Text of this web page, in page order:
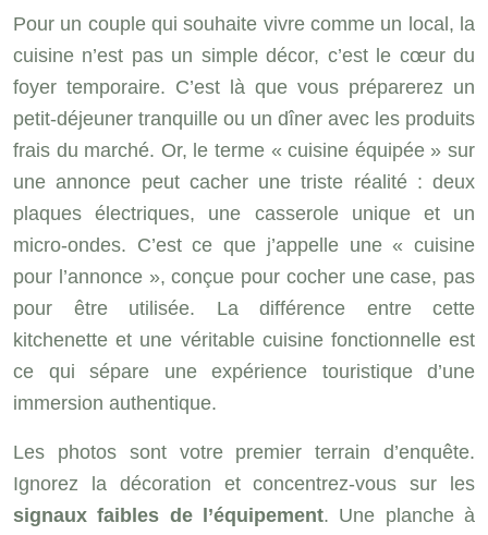
Pour un couple qui souhaite vivre comme un local, la
cuisine n’est pas un simple décor, c’est le cœur du
foyer temporaire. C’est là que vous préparerez un
petit-déjeuner tranquille ou un dîner avec les produits
frais du marché. Or, le terme « cuisine équipée » sur
une annonce peut cacher une triste réalité : deux
plaques électriques, une casserole unique et un
micro-ondes. C’est ce que j’appelle une « cuisine
pour l’annonce », conçue pour cocher une case, pas
pour être utilisée. La différence entre cette
kitchenette et une véritable cuisine fonctionnelle est
ce qui sépare une expérience touristique d’une
immersion authentique.
Les photos sont votre premier terrain d’enquête.
Ignorez la décoration et concentrez-vous sur les
signaux faibles de l’équipement. Une planche à